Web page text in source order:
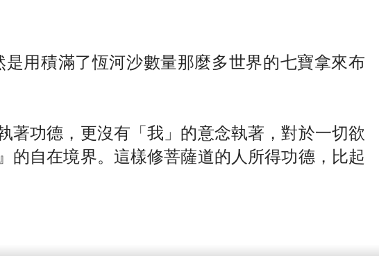
用積滿了恆河沙數量那麼多世界的七寶拿來布
著功德，更沒有「我」的意念執著，對於一切欲
自在境界。這樣修菩薩道的人所得功德，比起